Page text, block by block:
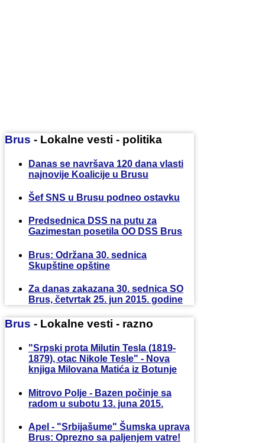
Brus - Lokalne vesti - politika
Danas se navršava 120 dana vlasti
najnovije Koalicije u Brusu
Šef SNS u Brusu podneo ostavku
Predsednica DSS na putu za
Gazimestan posetila OO DSS Brus
Brus: Održana 30. sednica
Skupštine opštine
Za danas zakazana 30. sednica SO
Brus, četvrtak 25. jun 2015. godine
Brus - Lokalne vesti - razno
"Srpski prota Milutin Tesla (1819-
1879), otac Nikole Tesle" - Nova
knjiga Milovana Matića iz Botunje
Mitrovo Polje - Bazen počinje sa
radom u subotu 13. juna 2015.
Apel - "Srbijašume" Šumska uprava
Brus: Oprezno sa paljenjem vatre!